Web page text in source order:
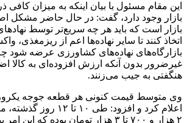
این مقام مسئول با بیان اینکه به میزان کافی
بازار وجود دارد، گفت: در حال حاضر مشکل
بازار است که باید هر چه سریع‌تر توسط
اتخاذ کنند تا سایر نهاده‌ها اعم از ریزمغذی،
بازارگاه‌های نهاده‌های کشاورزی عرضه شود
غیرضرور بدون آنکه ارزش افزوده‌ای به کالا
هنگفتی به جیب می‌زنند.
اعلام کرد و افزود: طی